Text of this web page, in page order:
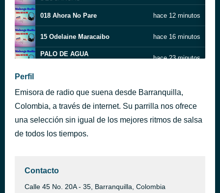
018 Ahora No Pare hace 12 minutos
15 Odelaine Maracaibo hace 16 minutos
PALO DE AGUA
hace 23 minutos
DESCARGA ORIENTAL
14
Los mandamientos del pobre
Rufo Garrido y su Banda
hace 39 minutos
EL BOTELLAZO
Perfil
Emisora de radio que suena desde Barranquilla,
Colombia, a través de internet. Su parrilla nos ofrece
una selección sin igual de los mejores ritmos de salsa
de todos los tiempos.
Contacto
Calle 45 No. 20A - 35, Barranquilla, Colombia